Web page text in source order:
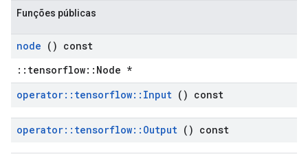
Funções públicas
node () const
::tensorflow::Node *
operator:: tensorflow:: Input () const
operator:: tensorflow:: Output () const